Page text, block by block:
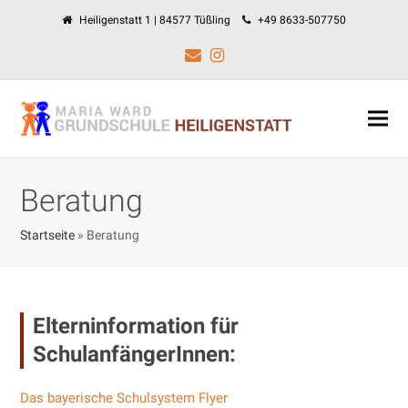
Heiligenstatt 1 | 84577 Tüßling +49 8633-507750
E-
Mail
Instagram
Beratung
Startseite » Beratung
Elterninformation für
SchulanfängerInnen:
Das bayerische Schulsystem Flyer